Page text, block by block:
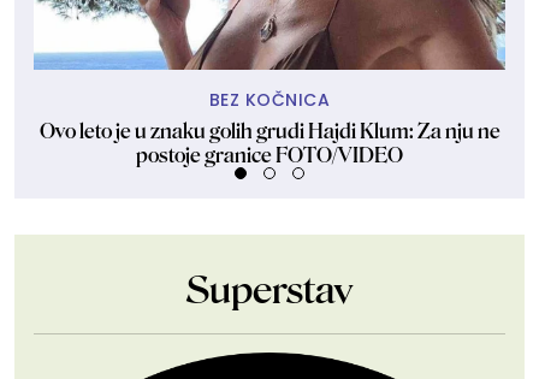
BEZ KOČNICA
Ovo leto je u znaku golih grudi Hajdi Klum: Za nju ne
postoje granice FOTO/VIDEO
Superstav